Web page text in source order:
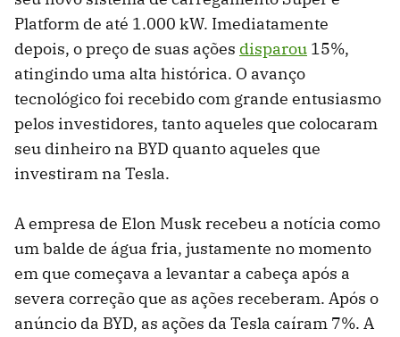
Platform de até 1.000 kW. Imediatamente
depois, o preço de suas ações disparou 15%,
atingindo uma alta histórica. O avanço
tecnológico foi recebido com grande entusiasmo
pelos investidores, tanto aqueles que colocaram
seu dinheiro na BYD quanto aqueles que
investiram na Tesla.
A empresa de Elon Musk recebeu a notícia como
um balde de água fria, justamente no momento
em que começava a levantar a cabeça após a
severa correção que as ações receberam. Após o
anúncio da BYD, as ações da Tesla caíram 7%. A